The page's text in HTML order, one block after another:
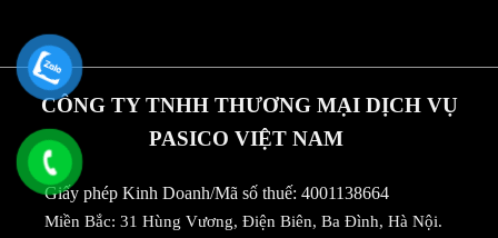
CÔNG TY TNHH THƯƠNG MẠI DỊCH VỤ
PASICO VIỆT NAM
Giấy phép Kinh Doanh/Mã số thuế: 4001138664
Miền Bắc: 31 Hùng Vương, Điện Biên, Ba Đình, Hà Nội.